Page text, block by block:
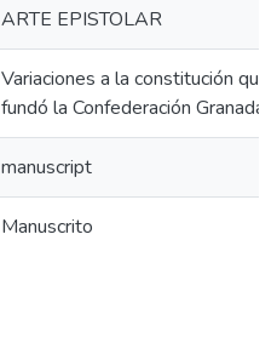
ARTE EPISTOLAR
Variaciones a la constitución que
fundó la Confederación
manuscript
Manuscrito